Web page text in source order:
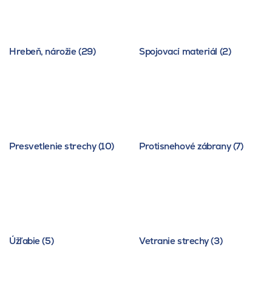
Hrebeň, nárožie (29) Spojovací materiál (2)
Presvetlenie strechy (10) Protisnehové zábrany (7)
Úžľabie (5) Vetranie strechy (3)